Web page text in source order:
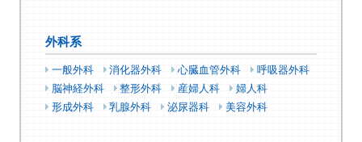
外科系
一般外科 消化器外科 心臓血管外科
呼吸器外科
脳神経外科
整形外科 産婦人科
婦人科
形成外科
乳腺外科 泌尿器科 美容外科